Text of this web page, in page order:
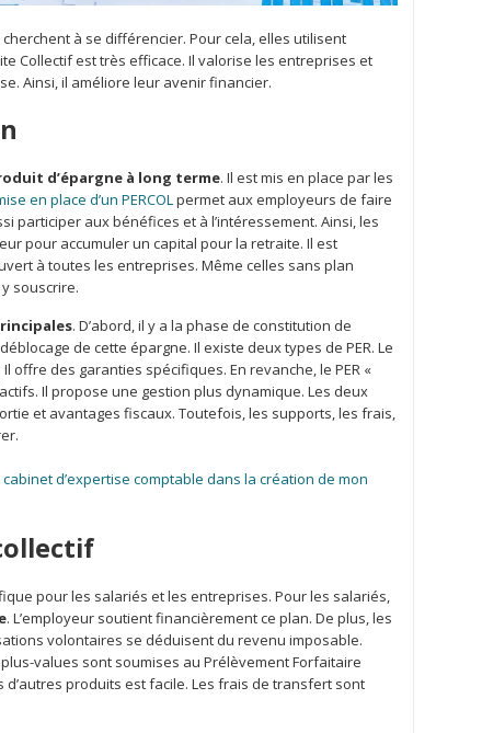
à se différencier. Pour cela, elles utilisent
Collectif est très efficace. Il valorise les entreprises et
Ainsi, il améliore leur avenir financier.
d’épargne à long terme. Il est mis en place par les
en place d’un PERCOLpermet aux employeurs de faire
participer aux bénéfices et à l’intéressement. Ainsi, les
pour accumuler un capital pour la retraite. Il est
à toutes les entreprises. Même celles sans plan
souscrire.
. D’abord, il y a la phase de constitution de
de cette épargne. Il existe deux types de PER. Le
offre des garanties spécifiques. En revanche, le PER «
Il propose une gestion plus dynamique. Les deux
et avantages fiscaux. Toutefois, les supports, les frais,
cabinet d’expertise comptable dans la création de mon
pour les salariés et les entreprises. Pour les salariés,
. L’employeur soutient financièrement ce plan. De plus, les
volontaires se déduisent du revenu imposable.
values sont soumises au Prélèvement Forfaitaire
produits est facile. Les frais de transfert sont